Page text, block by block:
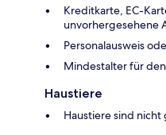
Kreditkarte, EC-
unvorhergesehene
Personalausweis
Mindestalter für
Haustiere
Haustiere sind